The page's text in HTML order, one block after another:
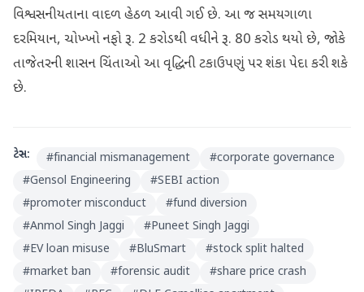
વિશ્વસનીયતાના વાદળ હેઠળ આવી ગઈ છે. આ જ સમયગાળા
દરમિયાન, ચોખ્ખો નફો રૂ. 2 કરોડથી વધીને રૂ. 80 કરોડ થયો છે, જોકે
તાજેતરની શાસન ચિંતાઓ આ વૃદ્ધિની ટકાઉપણું પર શંકા પેદા કરી શકે
છે.
ટેગ્સ: #financial mismanagement #corporate governance
#Gensol Engineering #SEBI action
#promoter misconduct #fund diversion
#Anmol Singh Jaggi #Puneet Singh Jaggi
#EV loan misuse #BluSmart #stock split halted
#market ban #forensic audit #share price crash